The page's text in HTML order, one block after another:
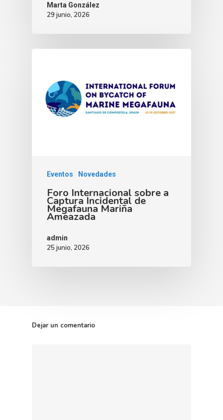
Marta González
29 junio, 2026
Eventos Novedades
Foro Internacional sobre a
Captura Incidental de
Megafauna Mariña
Ameazada
admin
25 junio, 2026
Dejar un comentario